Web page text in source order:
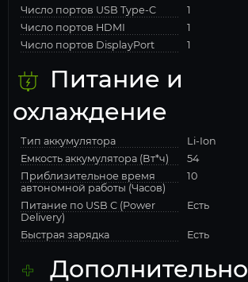
Число портов USB Type-C
1
Число портов HDMI
1
Число портов DisplayPort
1
Питание и
охлаждение
Тип аккумулятора
Li-Ion
Емкость аккумулятора (Вт*ч)
54
Приблизительное время
автономной работы (Часов)
10
Питание по USB C (Power
Delivery)
Есть
Быстрая зарядка Есть
Дополнительно